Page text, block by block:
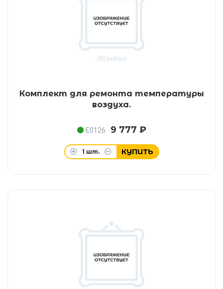
Комплект для ремонта температуры
воздуха.
E0126 9 777 ₽
1 шт. КУПИТЬ